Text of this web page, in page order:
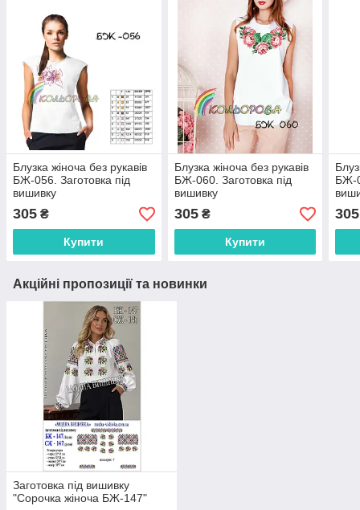
Блузка жіноча без рукавів
БЖ-056. Заготовка під
вишивку
305 ₴
Купити
Блузка жіноча без рукавів
БЖ-060. Заготовка під
вишивку
305₴
Купити
БЖ-
305
Акційні пропозиції та новинки
Заготовка під вишивку
"Сорочка жіноча БЖ-147"